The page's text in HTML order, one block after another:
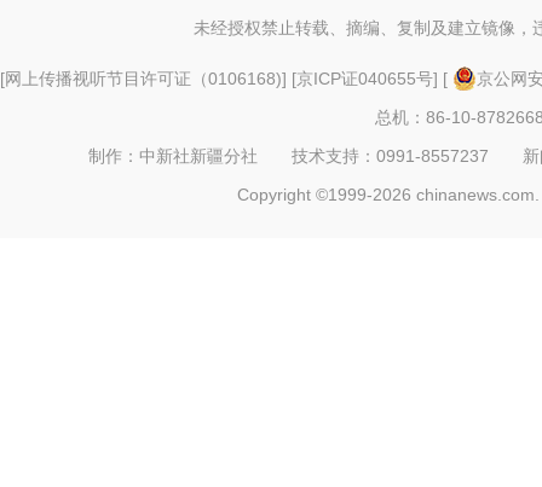
未经授权禁止转载、摘编、复制及建立镜像，
[网上传播视听节目许可证（0106168)] [京ICP证040655号] [
京公网
总机：86-10-
制作：中新社新疆分社 技术支持：0991-8557237
Copyright ©1999-2026